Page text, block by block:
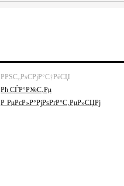
РРЅС„РѕСРјР°С†РёСЏ
Рћ СЃР°Р№С‚Рµ
Р РµРєР»Р°РјРѕРґР°С‚РµР»СЏРј